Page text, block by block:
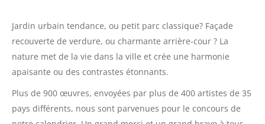
Jardin urbain tendance, ou petit parc classique? Façade
recouverte de verdure, ou charmante arrière-cour ? La
nature met de la vie dans la ville et crée une harmonie
apaisante ou des contrastes étonnants.
Plus de 900 œuvres, envoyées par plus de 400 artistes de 35
pays différents, nous sont parvenues pour le concours de